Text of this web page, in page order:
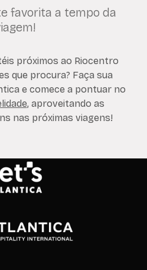
favorita a tempo da
próximos ao Riocentro
que procura? Faça sua
e comece a pontuar no
, aproveitando as
nas próximas viagens!